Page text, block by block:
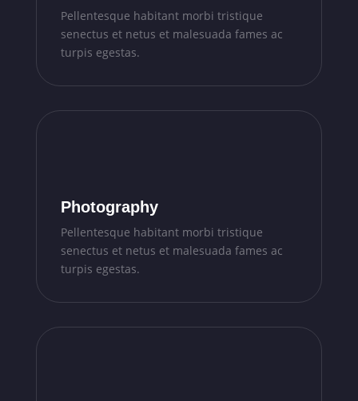
Pellentesque habitant morbi tristique
senectus et netus et malesuada fames ac
turpis egestas.
Photography
Pellentesque habitant morbi tristique
senectus et netus et malesuada fames ac
turpis egestas.